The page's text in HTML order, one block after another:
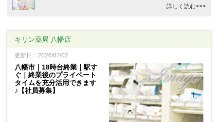
詳しく読む>>>
キリン薬局 八幡店
更新日：2026/07/02
八幡市｜18時台終業｜駅す
ぐ｜終業後のプライベート
タイムを充分活用できます
♪【社員募集】